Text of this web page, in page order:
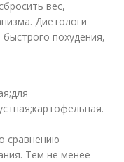
вес,
Диетологи
похудения,
сравнению
Тем не менее